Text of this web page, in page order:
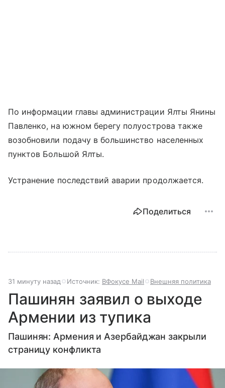
По информации главы администрации Ялты Янины
Павленко, на южном берегу полуострова также
возобновили подачу в большинство населенных
пунктов Большой Ялты.
Устранение последствий аварии продолжается.
Поделиться
31 минуту назад Источник: ВФокусе Mail Внешняя политика
Пашинян заявил о выходе
Армении из тупика
Пашинян: Армения и Азербайджан закрыли
страницу конфликта